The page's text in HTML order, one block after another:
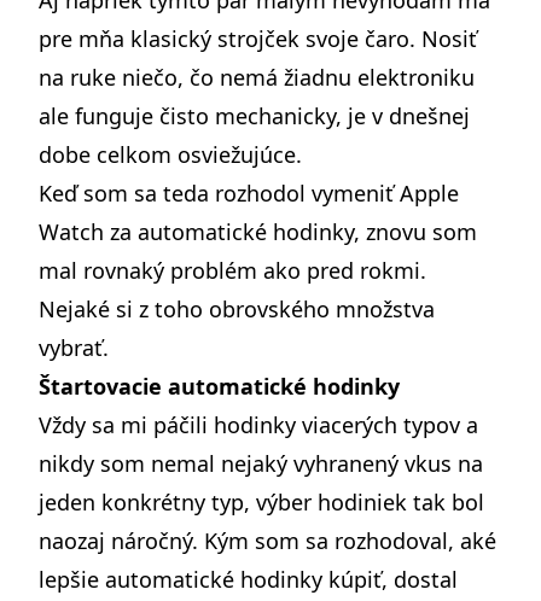
pre mňa klasický strojček svoje čaro. Nosiť
na ruke niečo, čo nemá žiadnu elektroniku
ale funguje čisto mechanicky, je v dnešnej
dobe celkom osviežujúce.
Keď som sa teda rozhodol vymeniť Apple
Watch za automatické hodinky, znovu som
mal rovnaký problém ako pred rokmi.
Nejaké si z toho obrovského množstva
vybrať.
Štartovacie automatické hodinky
Vždy sa mi páčili hodinky viacerých typov a
nikdy som nemal nejaký vyhranený vkus na
jeden konkrétny typ, výber hodiniek tak bol
naozaj náročný. Kým som sa rozhodoval, aké
lepšie automatické hodinky kúpiť, dostal